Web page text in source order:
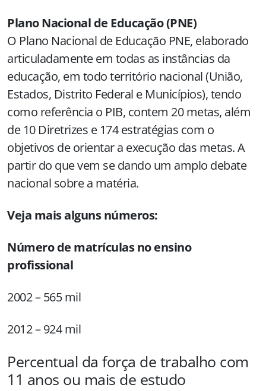
Plano Nacional de Educação (PNE)
O Plano Nacional de Educação PNE, elaborado
articuladamente em todas as instâncias da
educação, em todo território nacional (União,
Estados, Distrito Federal e Municípios), tendo
como referência o PIB, contem 20 metas, além
de 10 Diretrizes e 174 estratégias com o
objetivos de orientar a execução das metas. A
partir do que vem se dando um amplo debate
nacional sobre a matéria.
Veja mais alguns números:
Número de matrículas no ensino
profissional
2002 – 565 mil
2012 – 924 mil
Percentual da força de trabalho com
11 anos ou mais de estudo